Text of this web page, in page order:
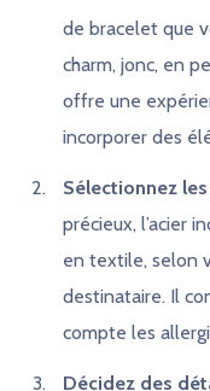
de bracelet que
charm, jonc, en
offre une
incorporer des
Sélectionnez
précieux, l’acier
en textile, selon
destinataire. Il
compte les
Décidez des